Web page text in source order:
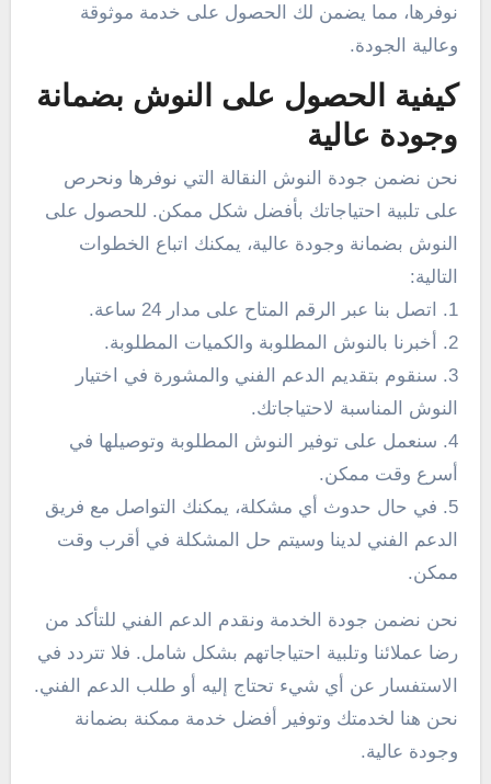
نوفرها، مما يضمن لك الحصول على خدمة موثوقة
وعالية الجودة.
كيفية الحصول على النوش بضمانة
وجودة عالية
نحن نضمن جودة النوش النقالة التي نوفرها ونحرص
على تلبية احتياجاتك بأفضل شكل ممكن. للحصول على
النوش بضمانة وجودة عالية، يمكنك اتباع الخطوات
التالية:
1. اتصل بنا عبر الرقم المتاح على مدار 24 ساعة.
2. أخبرنا بالنوش المطلوبة والكميات المطلوبة.
3. سنقوم بتقديم الدعم الفني والمشورة في اختيار
النوش المناسبة لاحتياجاتك.
4. سنعمل على توفير النوش المطلوبة وتوصيلها في
أسرع وقت ممكن.
5. في حال حدوث أي مشكلة، يمكنك التواصل مع فريق
الدعم الفني لدينا وسيتم حل المشكلة في أقرب وقت
ممكن.
نحن نضمن جودة الخدمة ونقدم الدعم الفني للتأكد من
رضا عملائنا وتلبية احتياجاتهم بشكل شامل. فلا تتردد في
الاستفسار عن أي شيء تحتاج إليه أو طلب الدعم الفني.
نحن هنا لخدمتك وتوفير أفضل خدمة ممكنة بضمانة
وجودة عالية.